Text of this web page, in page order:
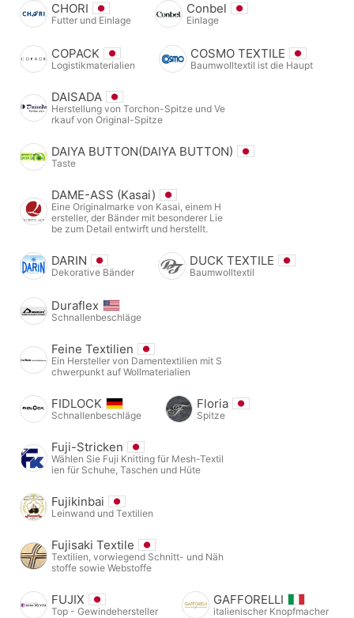
CHORI
Futter und Einlage
Conbel
Einlage
COPACK
Logistikmaterialien
COSMO TEXTILE
Baumwolltextil ist die Haupt
DAISADA
Herstellung von Torchon-Spitze und Ve
rkauf von Original-Spitze
DAIYA BUTTON(DAIYA BUTTON)
Taste
DAME-ASS (Kasai)
Eine Originalmarke von Kasai, einem H
ersteller, der Bänder mit besonderer Lie
be zum Detail entwirft und herstellt.
DARIN
Dekorative Bänder
DUCK TEXTILE
Baumwolltextil
Duraflex
Schnallenbeschläge
Feine Textilien
Ein Hersteller von Damentextilien mit S
chwerpunkt auf Wollmaterialien
FIDLOCK
Schnallenbeschläge
Floria
Spitze
Fuji-Stricken
Wählen Sie Fuji Knitting für Mesh-Textil
ien für Schuhe, Taschen und Hüte
Fujikinbai
Leinwand und Textilien
Fujisaki Textile
Textilien, vorwiegend Schnitt- und Näh
stoffe sowie Webstoffe
FUJIX
Top - Gewindehersteller
GAFFORELLI
italienischer Knopfmacher